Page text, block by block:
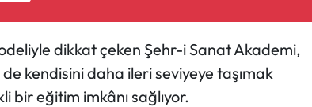
dikkat çeken Şehr-i Sanat Akademi,
kendisini daha ileri seviyeye taşımak
bir eğitim imkânı sağlıyor.